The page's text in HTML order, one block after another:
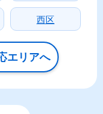
西区
エリアへ